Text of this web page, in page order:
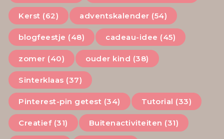
Kerst (62) adventskalender (54)
blogfeestje (48) cadeau-idee (45)
zomer (40) ouder kind (38)
Sinterklaas (37)
Pinterest-pin getest (34) Tutorial (33)
Creatief (31) Buitenactiviteiten (31)